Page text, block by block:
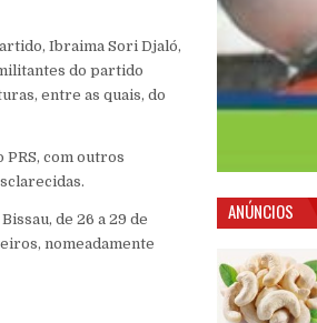
Ibraima Sori Djaló,
do partido
entre as quais, do
com outros
de 26 a 29 de
nomeadamente
ANÚNCIOS